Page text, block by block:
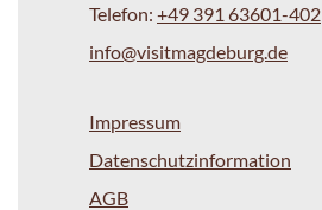
Telefon: +49 391 63601-402
info@visitmagdeburg.de
Impressum
Datenschutzinformation
AGB